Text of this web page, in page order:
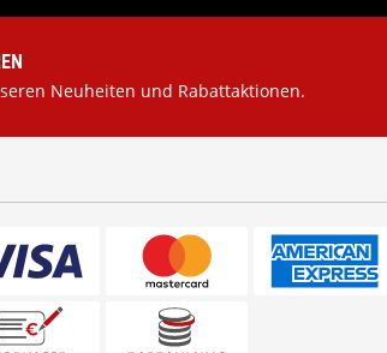
Neuheiten und Rabattaktionen.